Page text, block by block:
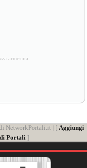
armerina
NetworkPortali.it | [ Aggiungi
Portali ]